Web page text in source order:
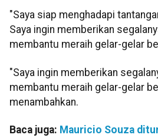
"Saya siap menghadapi
Saya ingin memberikan
membantu meraih gelar-gelar
"Saya ingin memberikan
membantu meraih gelar-gelar
menambahkan.
Baca juga: Mauricio Souza